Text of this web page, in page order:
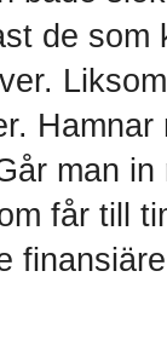
de som
man
får till